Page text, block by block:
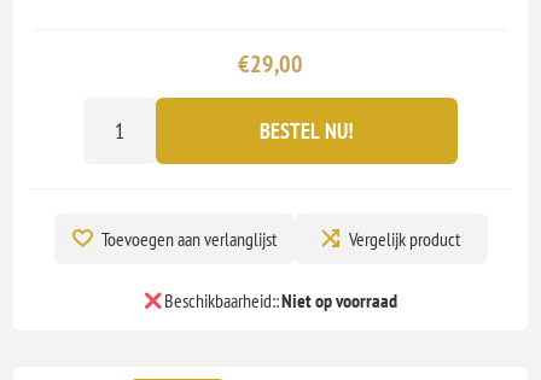
€29,00
BESTEL NU!
Toevoegen aan verlanglijst Vergelijk product
Beschikbaarheid::Niet op voorraad